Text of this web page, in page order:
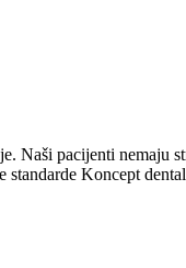
Naši pacijenti nemaju
Koncept